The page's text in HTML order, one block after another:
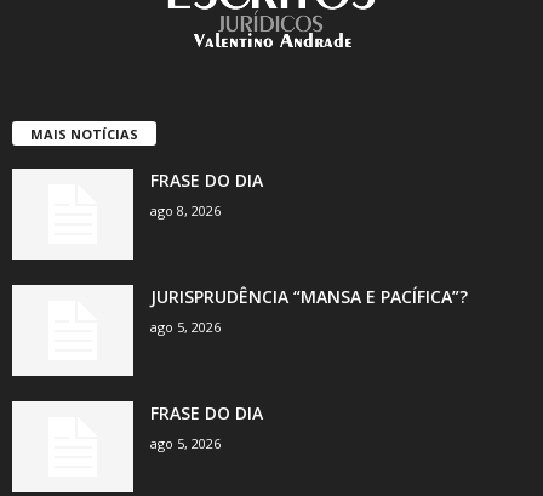
MAIS NOTÍCIAS
FRASE DO DIA
ago 8, 2026
JURISPRUDÊNCIA “MANSA E PACÍFICA”?
ago 5, 2026
FRASE DO DIA
ago 5, 2026